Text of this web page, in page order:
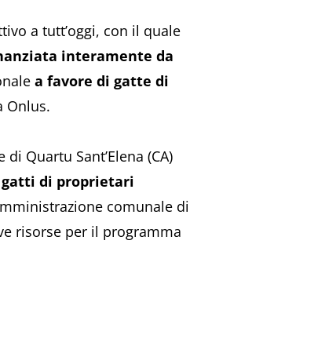
a tutt’oggi, con il quale
interamente da
a favore di gatte di
Onlus.
Quartu Sant’Elena (CA)
gatti di proprietari
comunale di
risorse per il programma